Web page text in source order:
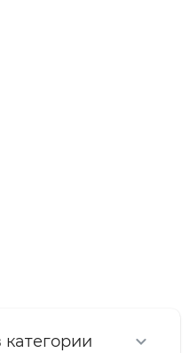
категории